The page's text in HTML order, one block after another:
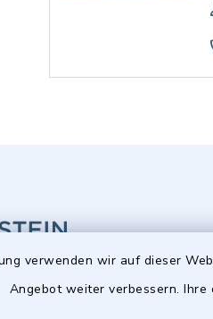
verwenden wir auf dieser
Angebot weiter verbessern.